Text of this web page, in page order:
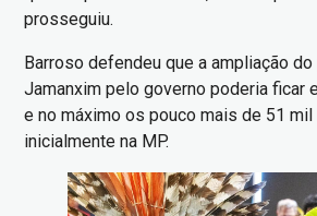
prosseguiu.
Barroso defendeu que a ampliação
Jamanxim pelo governo poderia ficar
e no máximo os pouco mais de 51
inicialmente na MP.
Imagem